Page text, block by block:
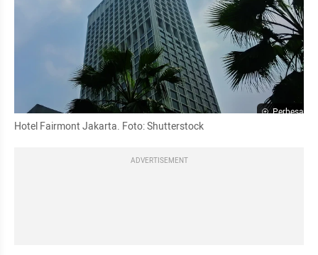
Perbesar
Hotel Fairmont Jakarta. Foto: Shutterstock
ADVERTISEMENT